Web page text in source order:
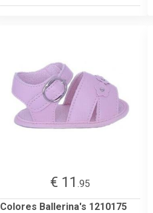
€ 11 .95
Colores Ballerina's 1210175